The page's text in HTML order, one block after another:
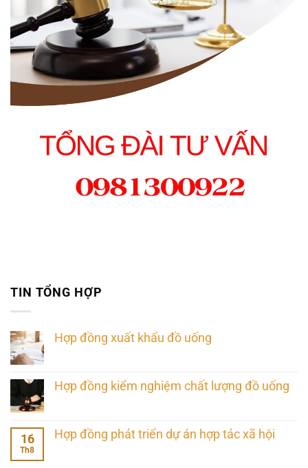
TIN TỔNG HỢP
Hợp đồng xuất khẩu đồ uống
Hợp đồng kiểm nghiệm chất lượng đồ uống
16
Th8
Hợp đồng phát triển dự án hợp tác xã hội